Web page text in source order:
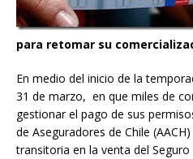
para retomar su
En medio del inicio de la
31 de marzo, en que miles de
gestionar el pago de sus
de Aseguradores de Chile
transitoria en la venta del